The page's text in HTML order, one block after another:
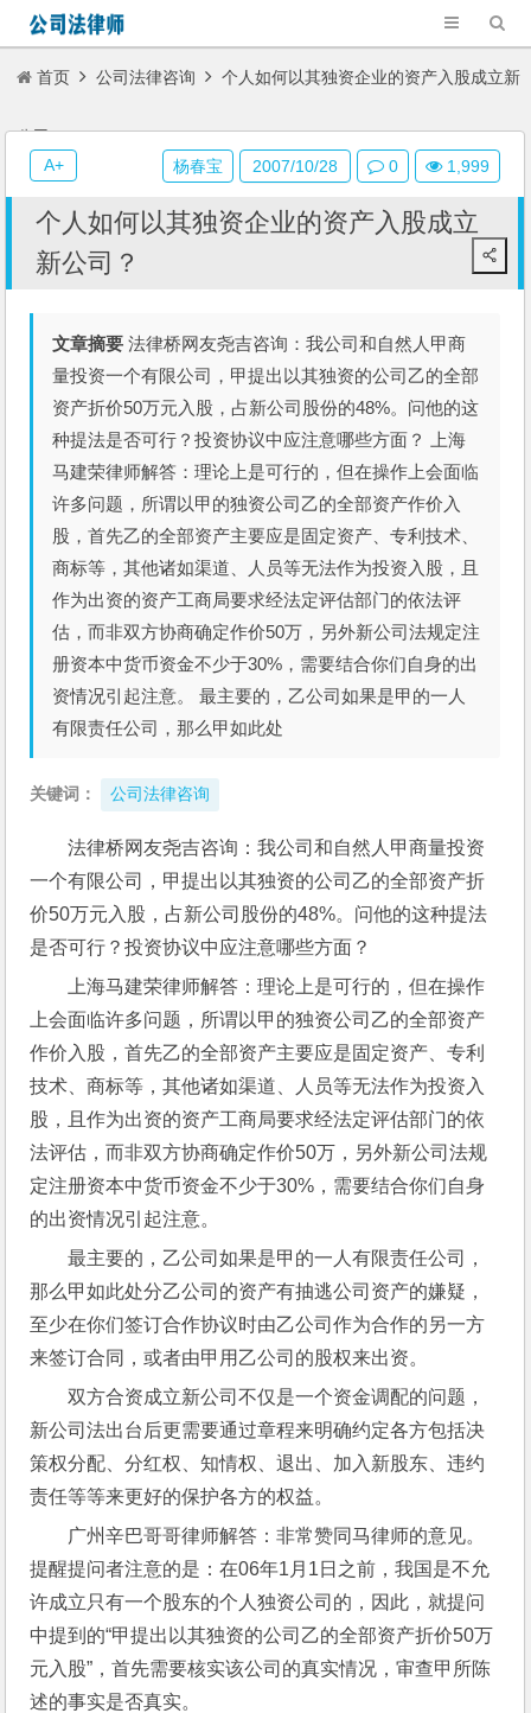
首页 公司法律咨询 个人如何以其独资企业的资产入股成立新
公司？
个人如何以其独资企业的资产入股成立
新公司？
文章摘要 法律桥网友尧吉咨询：我公司和自然人甲商
量投资一个有限公司，甲提出以其独资的公司乙的全部
资产折价50万元入股，占新公司股份的48%。问他的这
种提法是否可行？投资协议中应注意哪些方面？ 上海
马建荣律师解答：理论上是可行的，但在操作上会面临
许多问题，所谓以甲的独资公司乙的全部资产作价入
股，首先乙的全部资产主要应是固定资产、专利技术、
商标等，其他诸如渠道、人员等无法作为投资入股，且
作为出资的资产工商局要求经法定评估部门的依法评
估，而非双方协商确定作价50万，另外新公司法规定注
册资本中货币资金不少于30%，需要结合你们自身的出
资情况引起注意。 最主要的，乙公司如果是甲的一人
有限责任公司，那么甲如此处
关键词： 公司法律咨询
法律桥网友尧吉咨询：我公司和自然人甲商量投资
一个有限公司，甲提出以其独资的公司乙的全部资产折
价50万元入股，占新公司股份的48%。问他的这种提法
是否可行？投资协议中应注意哪些方面？
上海马建荣律师解答：理论上是可行的，但在操作
上会面临许多问题，所谓以甲的独资公司乙的全部资产
作价入股，首先乙的全部资产主要应是固定资产、专利
技术、商标等，其他诸如渠道、人员等无法作为投资入
股，且作为出资的资产工商局要求经法定评估部门的依
法评估，而非双方协商确定作价50万，另外新公司法规
定注册资本中货币资金不少于30%，需要结合你们自身
的出资情况引起注意。
最主要的，乙公司如果是甲的一人有限责任公司，
那么甲如此处分乙公司的资产有抽逃公司资产的嫌疑，
至少在你们签订合作协议时由乙公司作为合作的另一方
来签订合同，或者由甲用乙公司的股权来出资。
双方合资成立新公司不仅是一个资金调配的问题，
新公司法出台后更需要通过章程来明确约定各方包括决
策权分配、分红权、知情权、退出、加入新股东、违约
责任等等来更好的保护各方的权益。
广州辛巴哥哥律师解答：非常赞同马律师的意见。
提醒提问者注意的是：在06年1月1日之前，我国是不允
许成立只有一个股东的个人独资公司的，因此，就提问
中提到的“甲提出以其独资的公司乙的全部资产折价50万
元入股”，首先需要核实该公司的真实情况，审查甲所陈
述的事实是否真实。
杨春宝 2007/10/28 0 1,999
A+